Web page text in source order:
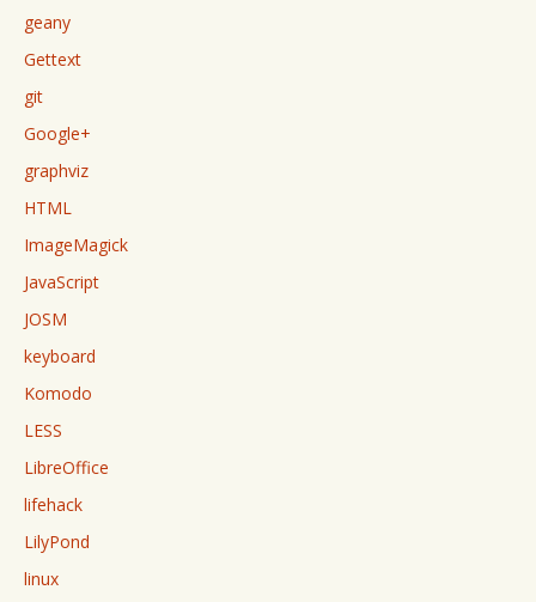
geany
Gettext
git
Google+
graphviz
HTML
ImageMagick
JavaScript
JOSM
keyboard
Komodo
LESS
LibreOffice
lifehack
LilyPond
linux